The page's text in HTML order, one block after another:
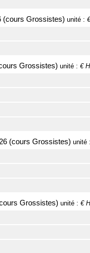
(cours Grossistes) unité :
Grossistes) unité : €
(cours Grossistes) unité :
Grossistes) unité : €